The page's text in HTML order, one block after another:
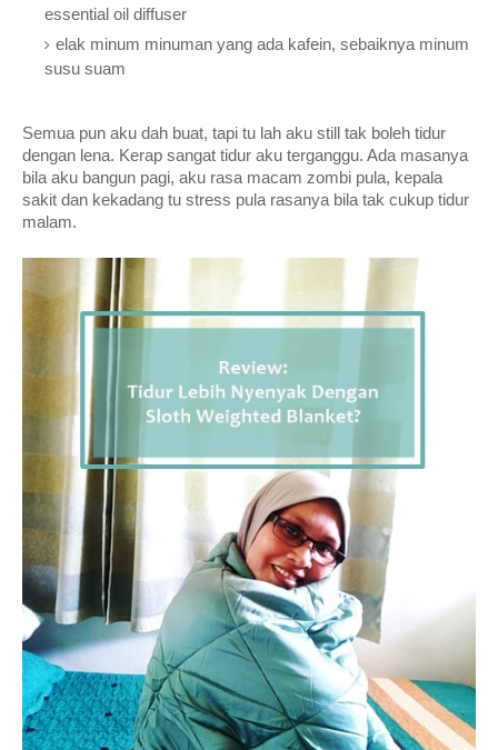
essential oil diffuser
elak minum minuman yang ada kafein, sebaiknya minum
susu suam
Semua pun aku dah buat, tapi tu lah aku still tak boleh tidur
dengan lena. Kerap sangat tidur aku terganggu. Ada masanya
bila aku bangun pagi, aku rasa macam zombi pula, kepala
sakit dan kekadang tu stress pula rasanya bila tak cukup tidur
malam.